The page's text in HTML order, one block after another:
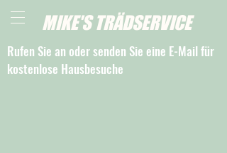
MIKE'S TRÄDSERVICE
Rufen Sie an oder senden Sie eine E-Mail für
kostenlose Hausbesuche